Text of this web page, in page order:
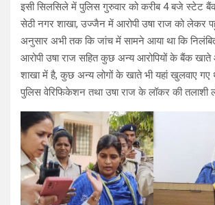
इसी सिलसिले में पुलिस गुरुवार को करीब 4 बजे स्टेट
सेठी नगर शाखा, उज्जैन में आरोपी उषा राज को लेकर
अनुसार अभी तक कि जांच में सामने आया था कि
आरोपी उषा राज सहित कुछ अन्य आरोपियों के बैंक
शाखा में है, कुछ अन्य लोगों के खाते भी यहां खुलवाए
पुलिस वेरिफिकेशन तथा उषा राज के लॉकर की तलाशी